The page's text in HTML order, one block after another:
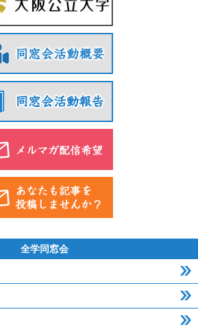
全学同窓会